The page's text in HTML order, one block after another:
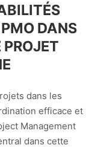
DANS
PROJET
dans les
efficace et
Management
dans cette